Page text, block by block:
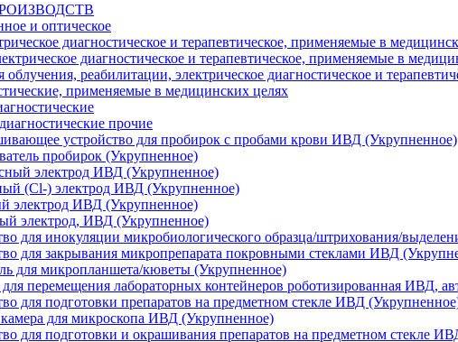
и оптическое
диагностическое и терапевтическое, применяемые в
диагностическое и терапевтическое, применяемые в
реабилитации, электрическое диагностическое и
применяемые в медицинских целях
прочие
устройство для пробирок с пробами крови ИВД (Укрупненное)
пробирок (Укрупненное)
электрод ИВД (Укрупненное)
(Cl-) электрод ИВД (Укрупненное)
электрод ИВД (Укрупненное)
электрод, ИВД (Укрупненное)
для инокуляции микробиологического образца/штрихования/
для закрывания микропрепарата покровными стеклами ИВД
для микропланшета/кюветы (Укрупненное)
перемещения лабораторных контейнеров роботизированная ИВД,
для подготовки препаратов на предметном стекле ИВД
для микроскопа ИВД (Укрупненное)
для подготовки и окрашивания препаратов на предметном стекле